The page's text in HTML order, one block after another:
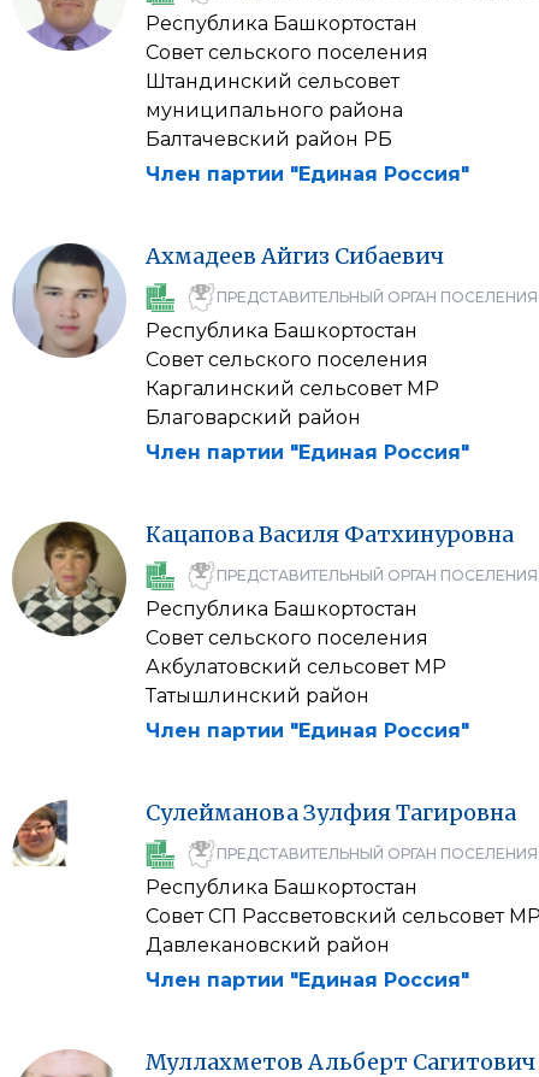
Республика Башкортостан
Совет сельского поселения
Штандинский сельсовет
муниципального района
Балтачевский район РБ
Член партии "Единая Россия"
Ахмадеев Айгиз Сибаевич
ПРЕДСТАВИТЕЛЬНЫЙ ОРГАН ПОСЕЛЕНИЯ
Республика Башкортостан
Совет сельского поселения
Каргалинский сельсовет МР
Благоварский район
Член партии "Единая Россия"
КацаповаВасиля Фатхинуровна
ПРЕДСТАВИТЕЛЬНЫЙ ОРГАН ПОСЕЛЕНИЯ
Республика Башкортостан
Совет сельского поселения
Акбулатовский сельсовет МР
Татышлинский район
Член партии "Единая Россия"
СулеймановаЗулфияТагировна
ПРЕДСТАВИТЕЛЬНЫЙ ОРГАН ПОСЕЛЕНИЯ
Республика Башкортостан
Совет СП Рассветовский сельсовет
Давлекановский район
Член партии "Единая Россия"
Муллахметов Альберт Сагитович